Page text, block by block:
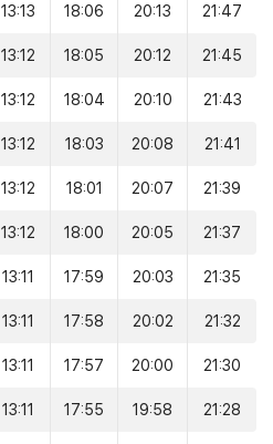
13:13 18:06 20:13 21:47
13:12 18:05 20:12 21:45
13:12 18:04 20:10 21:43
13:12 18:03 20:08 21:41
13:12 18:01 20:07 21:39
13:12 18:00 20:05 21:37
13:11 17:59 20:03 21:35
13:11 17:58 20:02 21:32
13:11 17:57 20:00 21:30
13:11 17:55 19:58 21:28